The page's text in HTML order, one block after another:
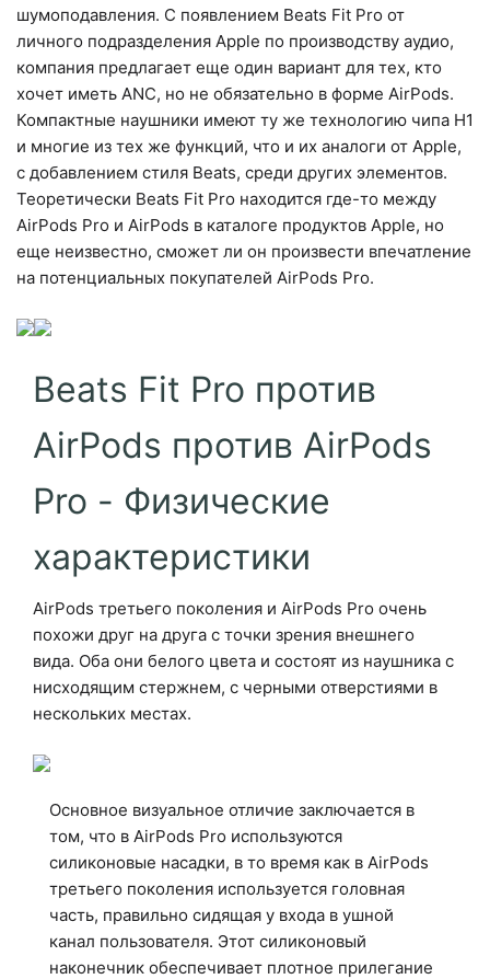
шумоподавления. С появлением Beats Fit Pro от
личного подразделения Apple по производству аудио,
компания предлагает еще один вариант для тех, кто
хочет иметь ANC, но не обязательно в форме AirPods.
Компактные наушники имеют ту же технологию чипа H1
и многие из тех же функций, что и их аналоги от Apple,
с добавлением стиля Beats, среди других элементов.
Теоретически Beats Fit Pro находится где-то между
AirPods Pro и AirPods в каталоге продуктов Apple, но
еще неизвестно, сможет ли он произвести впечатление
на потенциальных покупателей AirPods Pro.
Beats Fit Pro против
AirPods против AirPods
Pro - Физические
характеристики
AirPods третьего поколения и AirPods Pro очень
похожи друг на друга с точки зрения внешнего
вида. Оба они белого цвета и состоят из наушника с
нисходящим стержнем, с черными отверстиями в
нескольких местах.
Основное визуальное отличие заключается в
том, что в AirPods Pro используются
силиконовые насадки, в то время как в AirPods
третьего поколения используется головная
часть, правильно сидящая у входа в ушной
канал пользователя. Этот силиконовый
наконечник обеспечивает плотное прилегание